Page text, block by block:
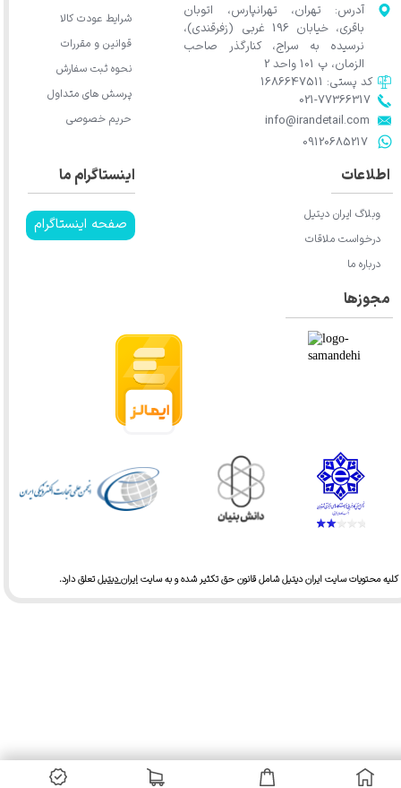
محتویات سایت ایران دیتیل شامل قانون حق تکثیر شده و به سایتایران دیتیلتعلق دارد.​​​​​​​
آدرس: تهران، تهرانپارس، اتوبان
باقری، خیابان 196 غربی (زفرقندی)،
نرسیده به سراج، کنارگذر صاحب
الزمان، پ 101 واحد 2
​​​​​​​info@irandetail.com
021-77366317​​​​​​​​​​​​​​​​​​​​​
​​​​​​​09120685217​​​​​​​
کد پستی: 1686647511
اینستاگرام ما
صفحه اینستاگرام
اطلاعات
وبلاگ ایران دیتیل
درخواست ملاقات
درباره ما
شرایط عودت کالا
قوانین و مقررات
نحوه ثبت سفارش
پرسش های متداول
حریم خصوصی
مجوزها